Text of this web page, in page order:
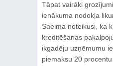
Tāpat vairāki
ienākuma nodokļa
Saeima noteikusi, ka
kreditēšanas
ikgadēju uzņēmumu
piemaksu 20 procentu